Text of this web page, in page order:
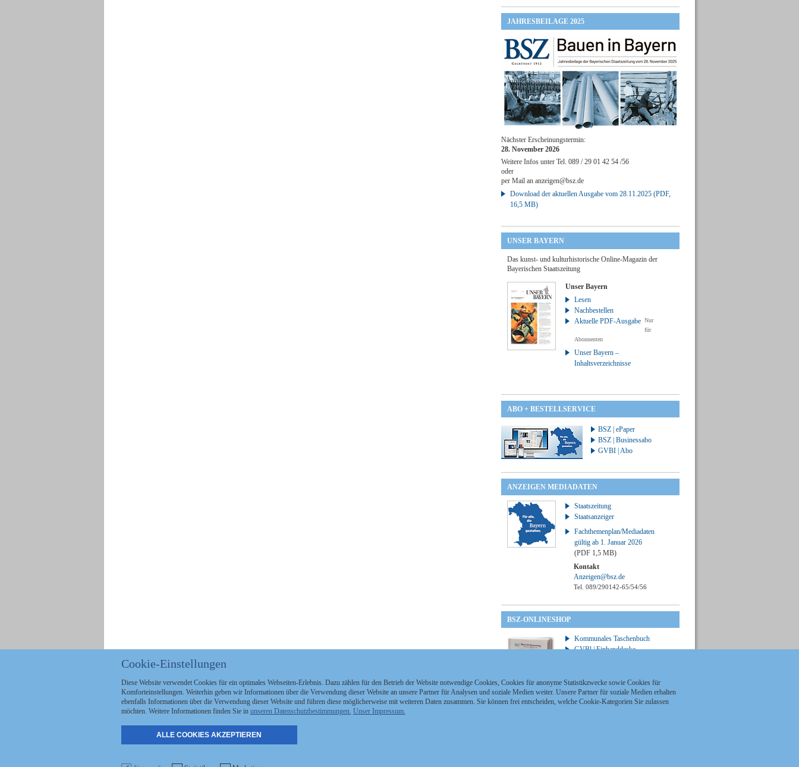
JAHRESBEILAGE 2025
Nächster Erscheinungstermin:
28. November 2026
Weitere Infos unter Tel. 089 / 29 01 42 54 /56
oder
per Mail an anzeigen@bsz.de
Download der aktuellen Ausgabe vom 28.11.2025 (PDF,
16,5 MB)
UNSER BAYERN
Das kunst- und kulturhistorische Online-Magazin der
Bayerischen Staatszeitung
Unser Bayern
Lesen
Nachbestellen
Aktuelle PDF-Ausgabe Nur
für
Abonnenten
Unser Bayern –
Inhaltsverzeichnisse
ABO + BESTELLSERVICE
BSZ | ePaper
BSZ | Businessabo
GVBI | Abo
ANZEIGEN MEDIADATEN
Staatszeitung
Staatsanzeiger
Fachthemenplan/Mediadaten
gültig ab 1. Januar 2026
(PDF 1,5 MB)
Kontakt
Anzeigen@bsz.de
Tel. 089/290142-65/54/56
BSZ-ONLINESHOP
Kommunales Taschenbuch
GVBl | Einbanddecke
Politik
Wirtschaft
Stellenmarkt
Shop
Anzeigen Staatszeitung
Cookie-Einstellungen
Diese Website verwendet Cookies für ein optimales Webseiten-Erlebnis. Dazu zählen für den Betrieb der Website notwendige Cookies, Cookies für anonyme Statistikzwecke sowie Cookies für
Komforteinstellungen. Weiterhin geben wir Informationen über die Verwendung dieser Website an unsere Partner für Analysen und soziale Medien weiter. Unsere Partner für soziale Medien erhalten
ebenfalls Informationen über die Verwendung dieser Website und führen diese möglicherweise mit weiteren Daten zusammen. Sie können frei entscheiden, welche Cookie-Kategorien Sie zulassen
möchten. Weitere Informationen finden Sie in unseren Datenschutzbestimmungen. Unser Impressum.
ALLE COOKIES AKZEPTIEREN